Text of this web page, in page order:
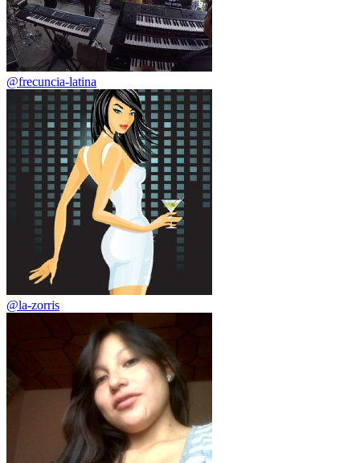
@frecuncia-latina
@la-zorris